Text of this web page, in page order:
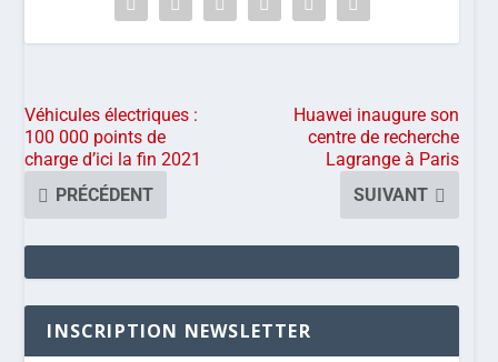
Véhicules électriques :
100 000 points de
charge d’ici la fin 2021
PRÉCÉDENT
Huawei inaugure son
centre de recherche
Lagrange à Paris
SUIVANT
INSCRIPTION NEWSLETTER